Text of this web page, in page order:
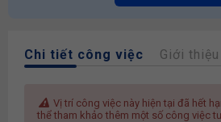
Chi tiết công việc Giới
Vị trí công việc này hiện tại đã hết
thể tham khảo thêm một số công việc